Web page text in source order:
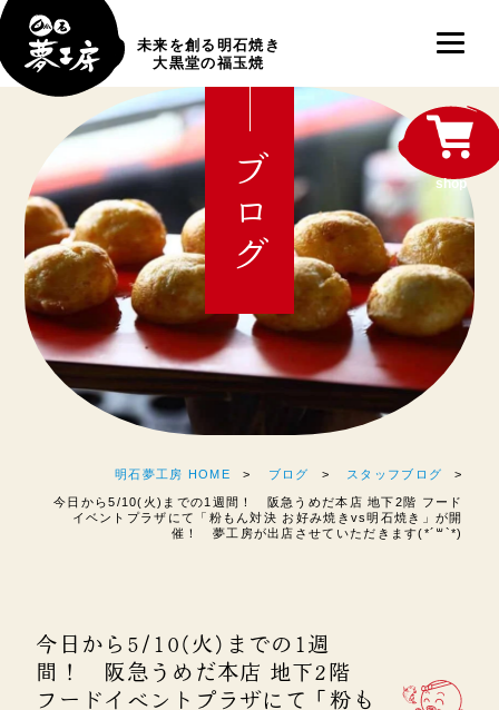
未来を創る明石焼き
大黒堂の福玉焼
ブログ
明石夢工房 HOME ブログ スタッフブログ
今日から5/10(火)までの1週間！ 阪急うめだ本店 地下2階 フード
イベントプラザにて「粉もん対決 お好み焼きvs明石焼き」が開
催！ 夢工房が出店させていただきます(*´꒳`*)
今日から5/10(火)までの1週
間！ 阪急うめだ本店 地下2階
フードイベントプラザにて「粉も
shop